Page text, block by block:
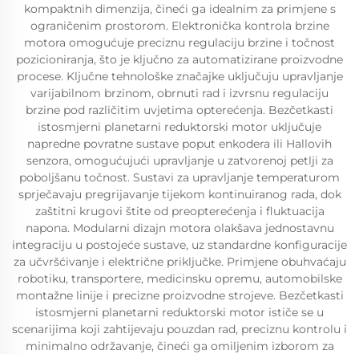
kompaktnih dimenzija, čineći ga idealnim za primjene s
ograničenim prostorom. Elektronička kontrola brzine
motora omogućuje preciznu regulaciju brzine i točnost
pozicioniranja, što je ključno za automatizirane proizvodne
procese. Ključne tehnološke značajke uključuju upravljanje
varijabilnom brzinom, obrnuti rad i izvrsnu regulaciju
brzine pod različitim uvjetima opterećenja. Bezčetkasti
istosmjerni planetarni reduktorski motor uključuje
napredne povratne sustave poput enkodera ili Hallovih
senzora, omogućujući upravljanje u zatvorenoj petlji za
poboljšanu točnost. Sustavi za upravljanje temperaturom
sprječavaju pregrijavanje tijekom kontinuiranog rada, dok
zaštitni krugovi štite od preopterećenja i fluktuacija
napona. Modularni dizajn motora olakšava jednostavnu
integraciju u postojeće sustave, uz standardne konfiguracije
za učvršćivanje i električne priključke. Primjene obuhvaćaju
robotiku, transportere, medicinsku opremu, automobilske
montažne linije i precizne proizvodne strojeve. Bezčetkasti
istosmjerni planetarni reduktorski motor ističe se u
scenarijima koji zahtijevaju pouzdan rad, preciznu kontrolu i
minimalno održavanje, čineći ga omiljenim izborom za